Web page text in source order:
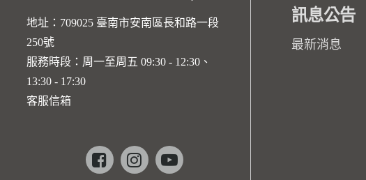
地址：709025 臺南市安南區長和路一段
250號
服務時段：周一至周五 09:30 - 12:30、
13:30 - 17:30
客服信箱
Facebookinstagramyoutube
訊息公告
最新消息